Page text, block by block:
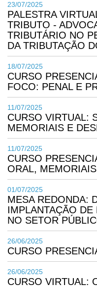
23/07/2025
PALESTRA
TRIBUTO -
TRIBUTÁRIO NO
DA TRIBUTAÇÃO
18/07/2025
CURSO
FOCO: PENAL E
11/07/2025
CURSO VIRTUAL:
MEMORIAIS E
11/07/2025
CURSO
ORAL,
01/07/2025
MESA REDONDA:
IMPLANTAÇÃO
NO SETOR
26/06/2025
CURSO
26/06/2025
CURSO VIRTUAL: